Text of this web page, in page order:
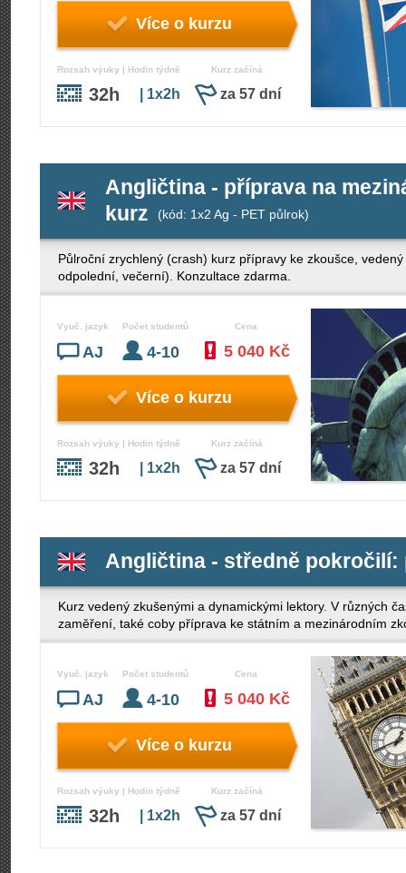
Více o kurzu
Rozsah výuky | Hodin týdně
32h | 1x2h
Kurz začíná
za 57 dní
Angličtina - příprava na
kurz
(kód: 1x2 Ag - PET půlrok)
Půlroční zrychlený (crash) kurz přípravy ke zkoušce,
odpolední, večerní). Konzultace zdarma.
Vyuč. jazyk
AJ
Počet studentů
4-10
Cena
5 040 Kč
Více o kurzu
Rozsah výuky | Hodin týdně
32h | 1x2h
Kurz začíná
za 57 dní
Angličtina - středně pokročilí:
Kurz vedený zkušenými a dynamickými lektory. V různých
zaměření, také coby příprava ke státním a mezinárodním
Vyuč. jazyk
AJ
Počet studentů
4-10
Cena
5 040 Kč
Více o kurzu
Rozsah výuky | Hodin týdně
32h | 1x2h
Kurz začíná
za 57 dní